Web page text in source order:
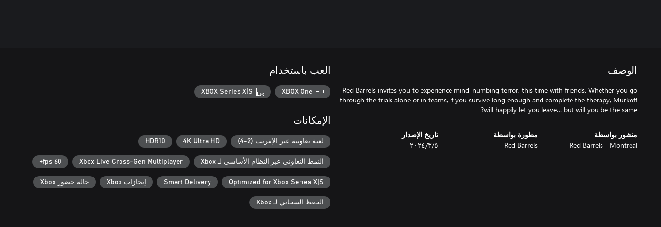
الوصف
Red Barrels invites you to experience mind-numbing terror, this time with friends. Whether you go
through the trials alone or in teams, if you survive long enough and complete the therapy, Murkoff
will happily let you leave… but will you be the same?
منشور بواسطة
Red Barrels - Montreal
مطورة بواسطة
Red Barrels
تاريخ الإصدار
٥‏/٣‏/٢٠٢٤
العب باستخدام
XBOX One
XBOX Series X|S
الإمكانات
لعبة تعاونية عبر الإنترنت (2-4) 4K Ultra HD
HDR10
النمط التعاوني عبر النظام الأساسي لـ Xbox Xbox Live Cross-Gen Multiplayer
60 fps+
Optimized for Xbox Series X|S
Smart Delivery إنجازات Xbox حالة حضور Xbox
الحفظ السحابي لـ Xbox